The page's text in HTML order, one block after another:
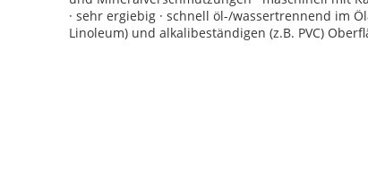
· sehr ergiebig · schnell öl-/wassertrennend im
Linoleum) und alkalibeständigen (z.B. PVC)